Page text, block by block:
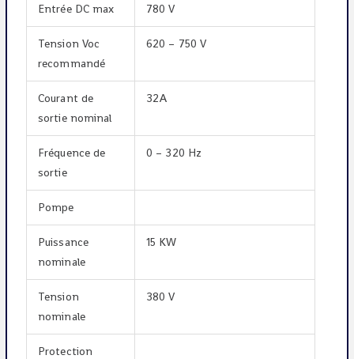
Entrée DC max 780 V
Tension Voc
recommandé
620 – 750 V
Courant de
sortie nominal
32A
Fréquence de
sortie
0 – 320 Hz
Pompe
Puissance
nominale
15 KW
Tension
nominale
380 V
Protection